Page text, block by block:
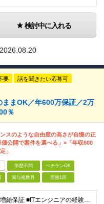
検討中に入れる
2026.08.20
要 話を聞きたい応募可
まOK／年600万保証／2万
％
スのような自由度の高さが自慢の正
価公開で案件を選べる」×「年収600
」
学歴不問 ベテランOK
賞与複数月 面接1回
★Web面接1回 ★増給保証 ■ITエンジニアの経験をお持ちの方（1年以上）※言語や担当フェーズは不問 ■学歴不問 ※ブランクのある方も歓迎！転職回数も問いません 【全国で活躍するエンジニアの定着